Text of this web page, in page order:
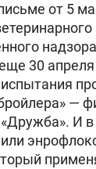
от 5
30
—
И